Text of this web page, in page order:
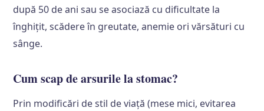
după 50 de ani sau se asociază cu dificultate la
înghițit, scădere în greutate, anemie ori vărsături cu
sânge.
Cum scap de arsurile la stomac?
Prin modificări de stil de viață (mese mici, evitarea